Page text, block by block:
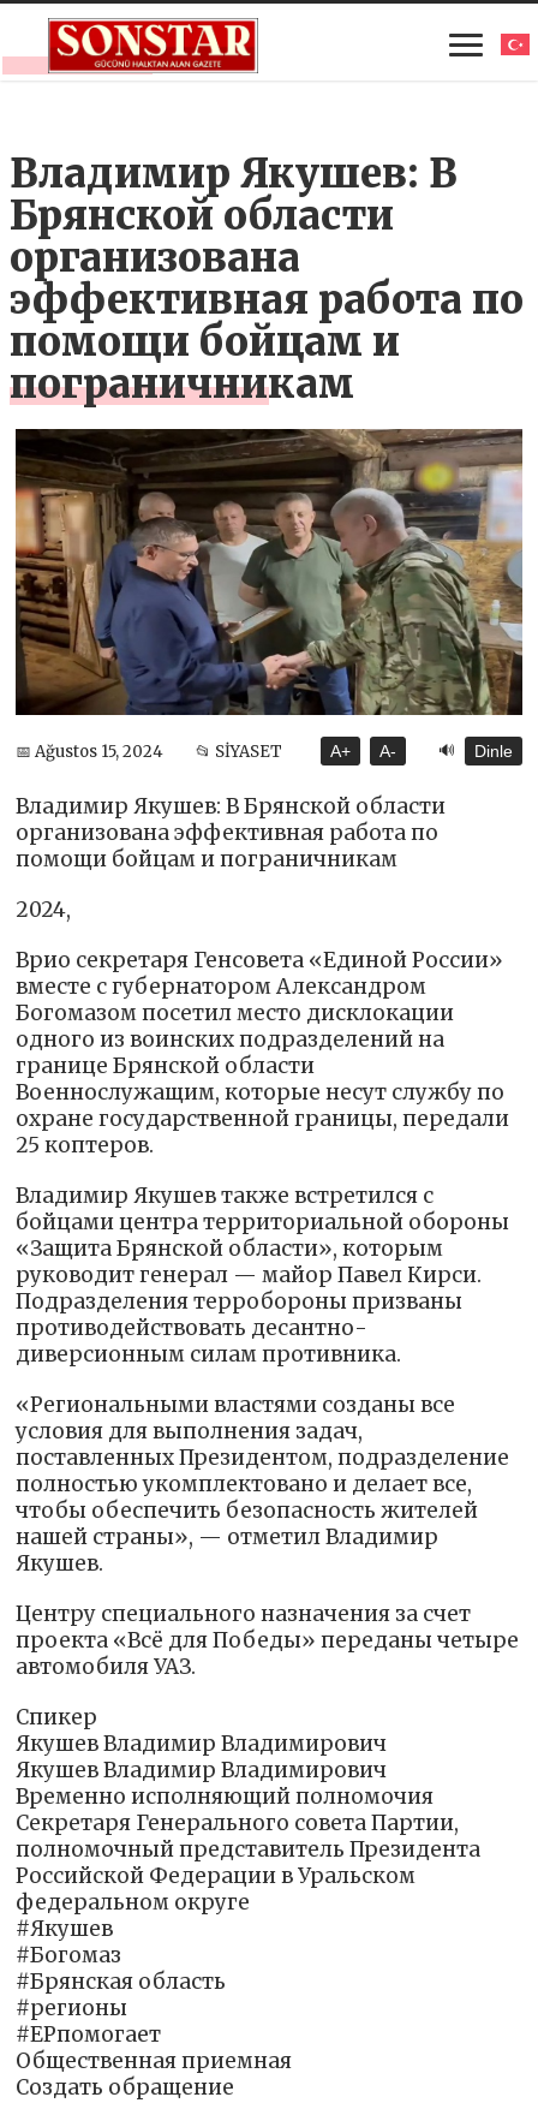
Владимир Якушев: В
Брянской области
организована
эффективная работа по
помощи бойцам и
пограничникам
📅 Ağustos 15, 2024 📂 SİYASET A+ A- 🔊 Dinle
Владимир Якушев: В Брянской области
организована эффективная работа по
помощи бойцам и пограничникам
2024,
Врио секретаря Генсовета «Единой России»
вместе с губернатором Александром
Богомазом посетил место дисклокации
одного из воинских подразделений на
границе Брянской области
Военнослужащим, которые несут службу по
охране государственной границы, передали
25 коптеров.
Владимир Якушев также встретился с
бойцами центра территориальной обороны
«Защита Брянской области», которым
руководит генерал — майор Павел Кирси.
Подразделения терробороны призваны
противодействовать десантно-
диверсионным силам противника.
«Региональными властями созданы все
условия для выполнения задач,
поставленных Президентом, подразделение
полностью укомплектовано и делает все,
чтобы обеспечить безопасность жителей
нашей страны», — отметил Владимир
Якушев.
Центру специального назначения за счет
проекта «Всё для Победы» переданы четыре
автомобиля УАЗ.
Спикер
Якушев Владимир Владимирович
Якушев Владимир Владимирович
Временно исполняющий полномочия
Секретаря Генерального совета Партии,
полномочный представитель Президента
Российской Федерации в Уральском
федеральном округе
#Якушев
#Богомаз
#Брянская область
#регионы
#ЕРпомогает
Общественная приемная
Создать обращение